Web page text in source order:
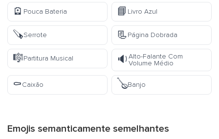
🪫 Pouca Bateria 📘 Livro Azul
🪚Serrote 📃Página Dobrada
🎼Partitura Musical 🔉Alto-Falante Com
Volume Médio
⚰️Caixão 🪕Banjo
Emojis semanticamente semelhantes